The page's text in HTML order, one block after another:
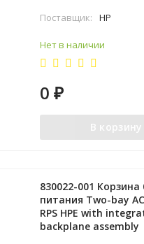
Поставщик: HP
Нет в наличии
0₽
В корзину
830022-001 Корзина
питания Two-bay
RPS HPE with
backplane assembly